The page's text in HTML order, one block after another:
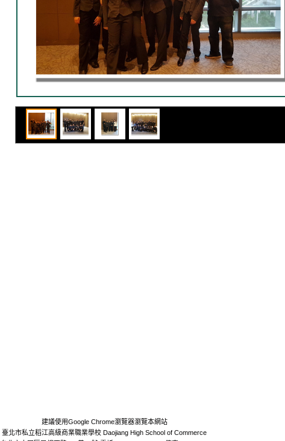
建議使用Google Chrome瀏覽器瀏覽本網站
臺北市私立稻江高級商業職業學校 Daojiang High School of Commerce